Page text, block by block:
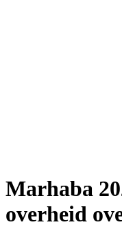
Marhaba
overheid